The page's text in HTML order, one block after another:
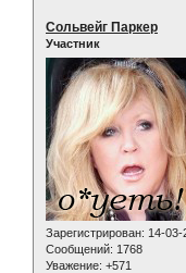
Сольвейг Паркер
Участник
Зарегистрирован: 14-03-
Сообщений: 1768
Уважение: +571